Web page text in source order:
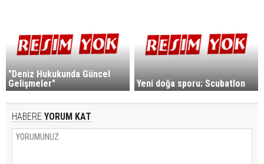
"Deniz Hukukunda Güncel
Gelişmeler"
Yeni doğa sporu: Scubatlon
HABERE YORUM KAT